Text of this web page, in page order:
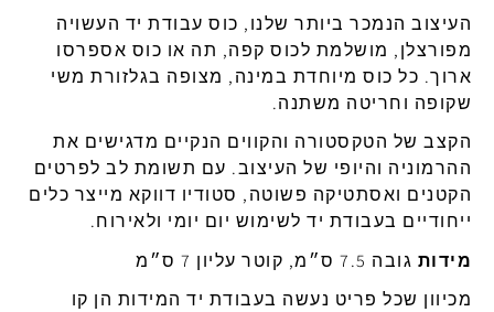
העיצוב הנמכר ביותר שלנו, כוס עבודת יד העשויה
מפורצלן, מושלמת לכוס קפה, תה או כוס אספרסו
ארוך. כל כוס מיוחדת במינה, מצופה בגלזורת משי
שקופה וחריטה משתנה.
הקצב של הטקסטורה והקווים הנקיים מדגישים את
ההרמוניה והיופי של העיצוב. עם תשומת לב לפרטים
הקטנים ואסתטיקה פשוטה, סטודיו דווקא מייצר כלים
ייחודיים בעבודת יד לשימוש יום יומי ולאירוח.
מידות גובה ס״מ, קוטר עליון
ס״מ
מכיוון שכל פריט נעשה בעבודת יד המידות הן קו